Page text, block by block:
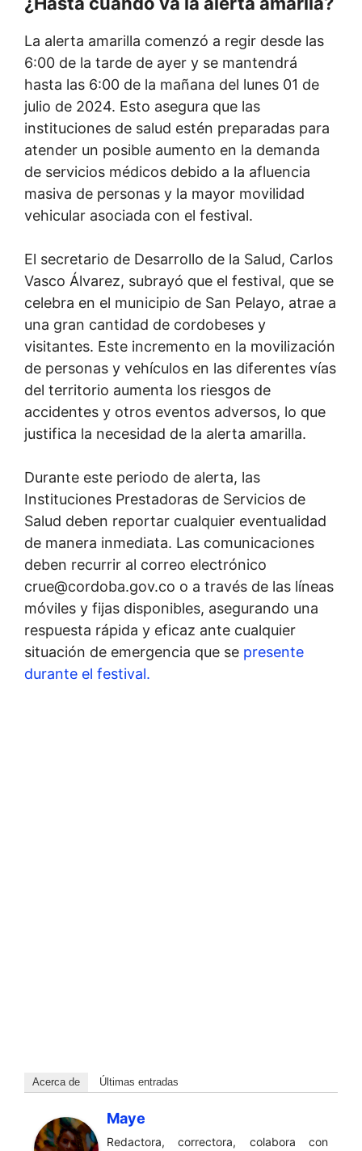
La alerta amarilla comenzó a regir desde las
6:00 de la tarde de ayer y se mantendrá
hasta las 6:00 de la mañana del lunes 01 de
julio de 2024. Esto asegura que las
instituciones de salud estén preparadas para
atender un posible aumento en la demanda
de servicios médicos debido a la afluencia
masiva de personas y la mayor movilidad
vehicular asociada con el festival.
El secretario de Desarrollo de la Salud, Carlos
Vasco Álvarez, subrayó que el festival, que se
celebra en el municipio de San Pelayo, atrae a
una gran cantidad de cordobeses y
visitantes. Este incremento en la movilización
de personas y vehículos en las diferentes vías
del territorio aumenta los riesgos de
accidentes y otros eventos adversos, lo que
justifica la necesidad de la alerta amarilla.
Durante este periodo de alerta, las
Instituciones Prestadoras de Servicios de
Salud deben reportar cualquier eventualidad
de manera inmediata. Las comunicaciones
deben recurrir al correo electrónico
crue@cordoba.gov.co o a través de las líneas
móviles y fijas disponibles, asegurando una
respuesta rápida y eficaz ante cualquier
situación de emergencia que se presente
durante el festival.
Acerca de Últimas entradas
Maye
Redactora, correctora, colabora con